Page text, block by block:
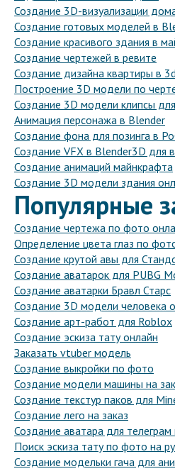
Создание 3D-визуализации
Создание готовых моделей в
Создание красивого здания в
Создание чертежей в ревите
Создание дизайна квартиры в
Построение 3D модели по
Создание 3D модели клипсы
Анимация персонажа в Blender
Создание фона для позинга в
Создание VFX в Blender3D для
Создание анимаций майнкрафта
Создание 3D модели здания
Популярные
Создание чертежа по фото
Определение цвета глаз по
Создание крутой авы для
Создание аватарок для PUBG
Создание аватарки Бравл Старс
Создание 3D модели человека
Создание арт-работ для Roblox
Создание эскиза тату онлайн
Заказать vtuber модель
Создание выкройки по фото
Создание модели машины на
Создание текстур паков для
Создание лего на заказ
Создание аватара для телеграм
Поиск эскиза тату по фото на
Создание модельки гача для